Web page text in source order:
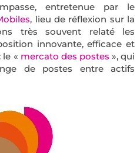
entretenue par le
, lieu de réflexion sur la
très souvent relaté les
innovante, efficace et
« mercato des postes », qui
de postes entre actifs